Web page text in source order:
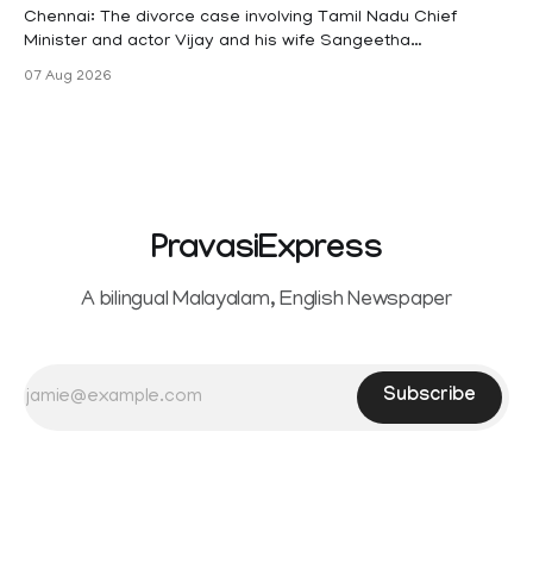
maternity
Chennai: The divorce case involving Tamil Nadu Chief
Minister and actor Vijay and his wife Sangeetha
Sowrnalingam has taken a new turn after Sangeetha
07 Aug 2026
PravasiExpress
A bilingual Malayalam, English Newspaper
Subscribe